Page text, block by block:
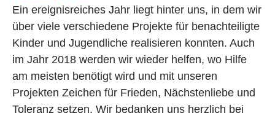
Ein ereignisreiches Jahr liegt hinter uns, in dem wir
über viele verschiedene Projekte für benachteiligte
Kinder und Jugendliche realisieren konnten. Auch
im Jahr 2018 werden wir wieder helfen, wo Hilfe
am meisten benötigt wird und mit unseren
Projekten Zeichen für Frieden, Nächstenliebe und
Toleranz setzen. Wir bedanken uns herzlich bei